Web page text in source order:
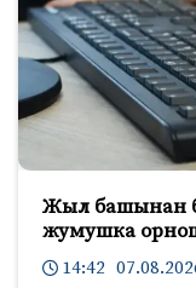
Жыл башынан
жумушка
14:42